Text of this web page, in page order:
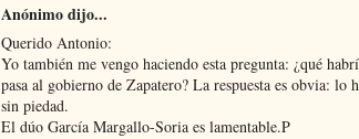
Anónimo dijo...
Querido Antonio:
Yo también me vengo haciendo esta pregunta: ¿qué
pasa al gobierno de Zapatero? La respuesta es obvia: lo
sin piedad.
El dúo García Margallo-Soria es lamentable.P